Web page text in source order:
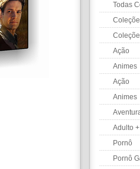
Todas
Ação
Animes
Ação
Animes
Adulto
Pornô
Pornô